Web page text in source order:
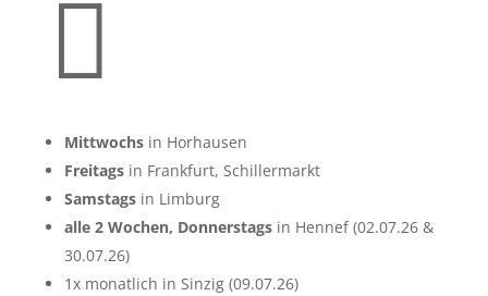

Mittwochsin Horhausen
Freitagsin Frankfurt, Schillermarkt
Samstagsin Limburg
alle 2 Wochen, Donnerstagsin Hennef (02.07.26 &
30.07.26)
1x monatlich in Sinzig (09.07.26)